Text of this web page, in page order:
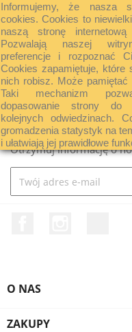
Informujemy, że nasza
cookies. Cookies to
naszą stronę
Pozwalają naszej
preferencje i rozpoznać
Cookies zapamiętuje,
nich robisz. Może pamiętać
Taki mechanizm
dopasowanie strony do
kolejnych odwiedzinach.
gromadzenia statystyk na
i ułatwiają jej prawidłowe

Nasze sklepy
Otrzymuj informację o
O NAS
ZAKUPY